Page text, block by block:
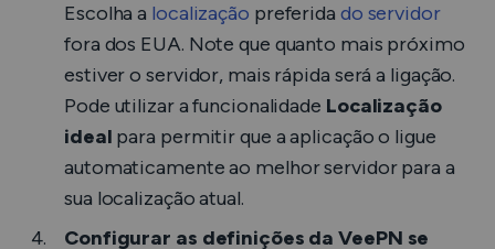
Escolha a localização preferida do servidor
fora dos EUA. Note que quanto mais próximo
estiver o servidor, mais rápida será a ligação.
Pode utilizar a funcionalidade Localização
ideal para permitir que a aplicação o ligue
automaticamente ao melhor servidor para a
sua localização atual.
Configurar as definições da VeePN se